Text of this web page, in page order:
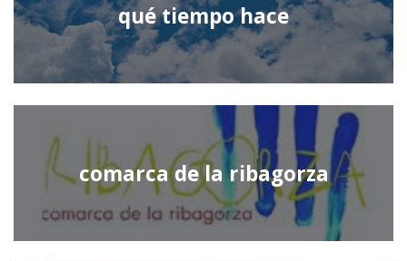
qué tiempo hace
comarca de la ribagorza